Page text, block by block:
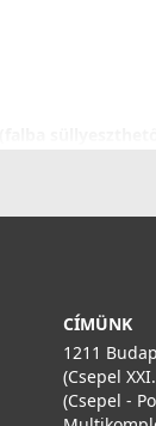
CÍMÜNK
1211
(Csepel
(Csepel -